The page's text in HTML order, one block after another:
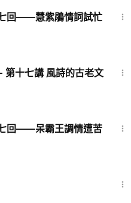
回——慧紫鵑情詞試忙
第十七講 風詩的古老文
回——呆霸王調情遭苦